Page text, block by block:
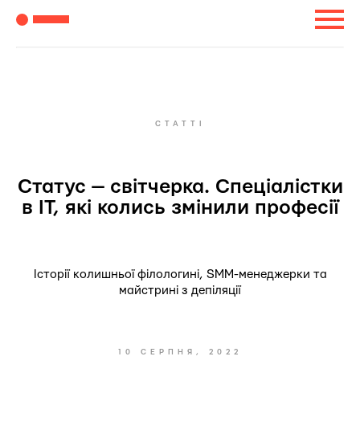
СТАТТІ
Статус — світчерка. Спеціалістки
в ІТ, які колись змінили професії
Історії колишньої філологині, SMM-менеджерки та
майстрині з депіляції
10 СЕРПНЯ, 2022